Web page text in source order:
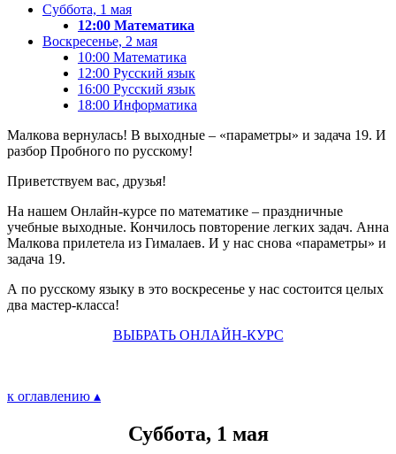
Суббота, 1 мая
12:00 Математика
Воскресенье, 2 мая
10:00 Математика
12:00 Русский язык
16:00 Русский язык
18:00 Информатика
Малкова вернулась! В выходные – «параметры» и задача 19. И
разбор Пробного по русскому!
Приветствуем вас, друзья!
На нашем Онлайн-курсе по математике – праздничные
учебные выходные. Кончилось повторение легких задач. Анна
Малкова прилетела из Гималаев. И у нас снова «параметры» и
задача 19.
А по русскому языку в это воскресенье у нас состоится целых
два мастер-класса!
ВЫБРАТЬ ОНЛАЙН-КУРС
к оглавлению ▴
Суббота, 1 мая